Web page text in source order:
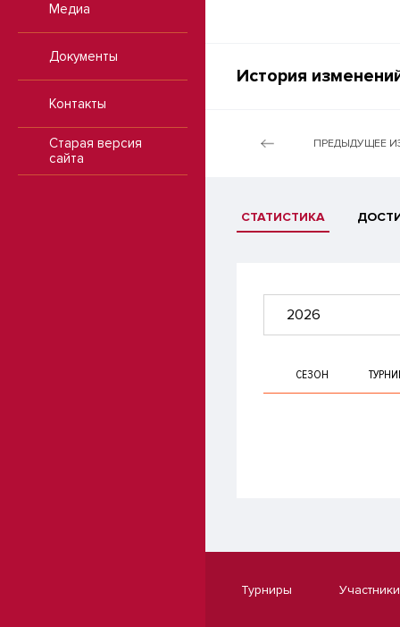
Медиа
Документы
Контакты
Старая версия
сайта
История
ПРЕДЫДУЩЕЕ
СТАТИСТИКА
2026
СЕЗОН
Турниры Участники